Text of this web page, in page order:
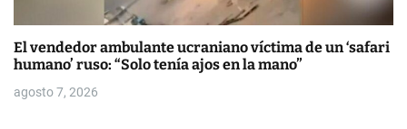
El vendedor ambulante ucraniano víctima de un ‘safari
humano’ ruso: “Solo tenía ajos en la mano”
agosto 7, 2026